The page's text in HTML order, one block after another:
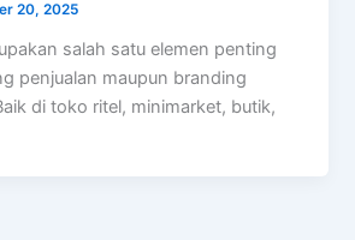
20, 2025
salah satu elemen penting
penjualan maupun branding
di toko ritel, minimarket, butik,